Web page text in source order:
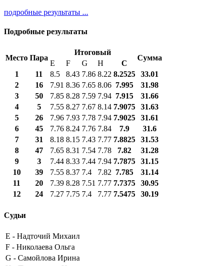
подробные результаты ...
Подробные результаты
Место Пара
Итоговый
Сумма
E F G H
С
1
11 8.5 8.43 7.86 8.22 8.2525
33.01
2
16 7.91 8.36 7.65 8.06 7.995
31.98
3
50 7.85 8.28 7.59 7.94 7.915
31.66
4
5 7.55 8.27 7.67 8.14 7.9075
31.63
5
26 7.96 7.93 7.78 7.94 7.9025
31.61
6
45 7.76 8.24 7.76 7.84 7.9
31.6
7
31 8.18 8.15 7.43 7.77 7.8825
31.53
8
47 7.65 8.31 7.54 7.78 7.82
31.28
9
3 7.44 8.33 7.44 7.94 7.7875
31.15
10
39 7.55 8.37 7.4 7.82 7.785
31.14
11
20 7.39 8.28 7.51 7.77 7.7375
30.95
12
24 7.27 7.75 7.4 7.77 7.5475 30.19
Судьи
E - Надточий Михаил
F - Николаева Ольга
G - Самойлова Ирина